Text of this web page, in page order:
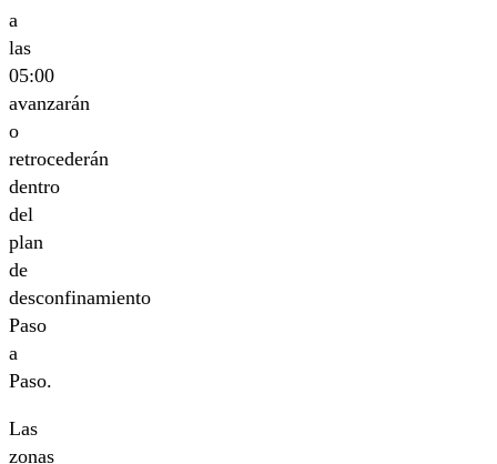
a
las
05:00
avanzarán
o
retrocederán
dentro
del
plan
de
desconfinamiento
Paso
a
Paso.
Las
zonas